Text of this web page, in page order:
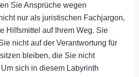
Sie Ansprüche wegen
nur als juristischen Fachjargon,
Hilfsmittel auf Ihrem Weg. Sie
nicht auf der Verantwortung für
bleiben, die Sie nicht
sich in diesem Labyrinth